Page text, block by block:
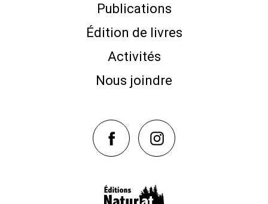
Publications
Édition de livres
Activités
Nous joindre
NaturAT sur Facebook